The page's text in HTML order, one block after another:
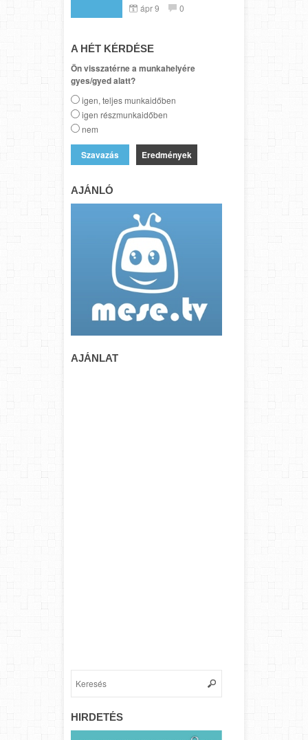
ápr 9 0
A HÉT KÉRDÉSE
Ön visszatérne a munkahelyére
gyes/gyed alatt?
igen, teljes munkaidőben
igen részmunkaidőben
nem
Eredmények
AJÁNLÓ
AJÁNLAT
HIRDETÉS